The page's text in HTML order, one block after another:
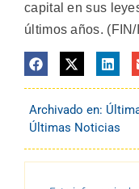
capital en sus
últimos años.
Archivado en:
Últimas Noticias